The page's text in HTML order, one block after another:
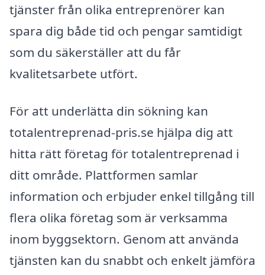
tjänster från olika entreprenörer kan
spara dig både tid och pengar samtidigt
som du säkerställer att du får
kvalitetsarbete utfört.
För att underlätta din sökning kan
totalentreprenad-pris.se hjälpa dig att
hitta rätt företag för totalentreprenad i
ditt område. Plattformen samlar
information och erbjuder enkel tillgång till
flera olika företag som är verksamma
inom byggsektorn. Genom att använda
tjänsten kan du snabbt och enkelt jämföra